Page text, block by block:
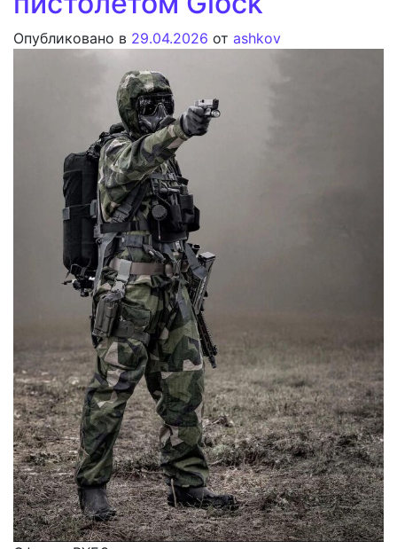
Опубликовано в 29.04.2026 от ashkov